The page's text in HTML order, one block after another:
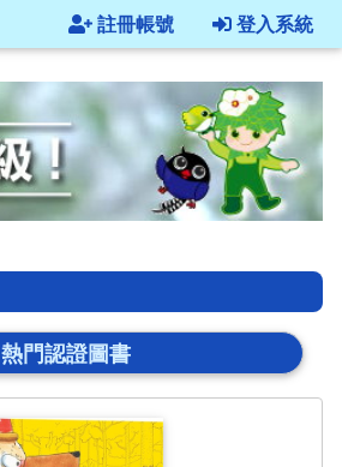
登入系統
註冊帳號
熱門認證圖書